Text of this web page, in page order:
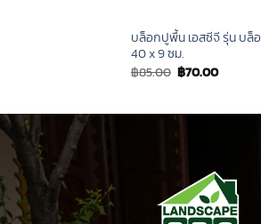
บล็อกปูพื้น เอสซีจี รุ่น บ
40 x 9 ซม.
฿85.00 Original
price
฿70.00Current